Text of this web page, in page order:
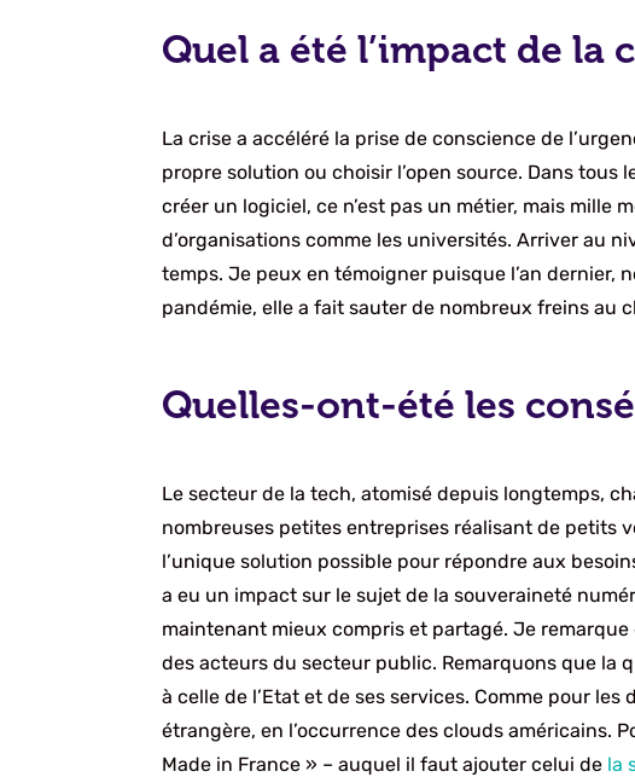
Quel a été l’impact de la
La crise a accéléré la prise de conscience de
propre solution ou choisir l’open source. Dans tous
créer un logiciel, ce n’est pas un métier, mais mille
d’organisations comme les universités. Arriver au
temps. Je peux en témoigner puisque l’an dernier,
pandémie, elle a fait sauter de nombreux freins au
Quelles-ont-été les
Le secteur de la tech, atomisé depuis longtemps,
nombreuses petites entreprises réalisant de petits
l’unique solution possible pour répondre aux
a eu un impact sur le sujet de la souveraineté
maintenant mieux compris et partagé. Je remarque
des acteurs du secteur public. Remarquons que la
à celle de l’Etat et de ses services. Comme pour
étrangère, en l’occurrence des clouds américains.
Made in France » – auquel il faut ajouter celui de la